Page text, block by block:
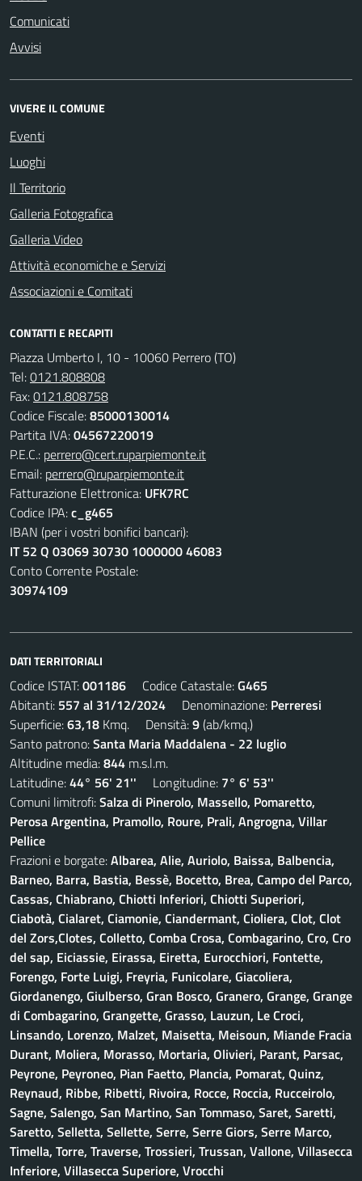
Comunicati
Avvisi
VIVERE IL COMUNE
Eventi
Luoghi
Il Territorio
Galleria Fotografica
Galleria Video
Attività economiche e Servizi
Associazioni e Comitati
CONTATTI E RECAPITI
Piazza Umberto I, 10 - 10060 Perrero (TO)
Tel:0121.808808
Fax:0121.808758
Codice Fiscale:85000130014
Partita IVA:04567220019
P.E.C.: perrero@cert.ruparpiemonte.it
Email: perrero@ruparpiemonte.it
Fatturazione Elettronica: UFK7RC
Codice IPA:c_g465
IBAN (per i vostri bonifici bancari):
IT 52 Q 03069 30730 1000000 46083
Conto Corrente Postale:
30974109
DATI TERRITORIALI
Codice ISTAT:001186 Codice Catastale:G465
Abitanti: 557 al 31/12/2024 Denominazione: Perreresi
Superficie:63,18 Kmq. Densità:9(ab/kmq.)
Santo patrono:Santa Maria Maddalena - 22 luglio
Altitudine media:844 m.s.l.m.
Latitudine:44° 56' 21'' Longitudine: 7° 6' 53''
Comuni limitrofi:Salza di Pinerolo, Massello, Pomaretto,
Perosa Argentina, Pramollo, Roure, Prali, Angrogna, Villar
Pellice
Frazioni e borgate:Albarea, Alie, Auriolo, Baissa, Balbencia,
Barneo, Barra, Bastia, Bessè, Bocetto, Brea, Campo del Parco,
Cassas, Chiabrano, Chiotti Inferiori, Chiotti Superiori,
Ciabotà, Cialaret, Ciamonie, Ciandermant, Cioliera, Clot, Clot
del Zors,Clotes, Colletto, Comba Crosa, Combagarino, Cro, Cro
del sap, Eiciassie, Eirassa, Eiretta, Eurocchiori, Fontette,
Forengo, Forte Luigi, Freyria, Funicolare, Giacoliera,
Giordanengo, Giulberso, Gran Bosco, Granero, Grange, Grange
di Combagarino, Grangette, Grasso, Lauzun, Le Croci,
Linsando, Lorenzo, Malzet, Maisetta, Meisoun, Miande Fracia
Durant, Moliera, Morasso, Mortaria, Olivieri, Parant, Parsac,
Peyrone, Peyroneo, Pian Faetto, Plancia, Pomarat, Quinz,
Reynaud, Ribbe, Ribetti, Rivoira, Rocce, Roccia, Rucceirolo,
Sagne, Salengo, San Martino, San Tommaso, Saret, Saretti,
Saretto, Selletta, Sellette, Serre, Serre Giors, Serre Marco,
Timella, Torre, Traverse, Trossieri, Trussan, Vallone, Villasecca
Inferiore, Villasecca Superiore, Vrocchi